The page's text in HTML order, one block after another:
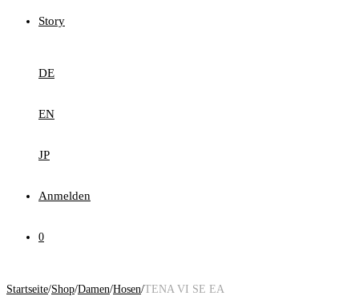
Story
DE
EN
JP
Anmelden
0
Startseite/Shop/Damen/Hosen/TENA VI SE EA